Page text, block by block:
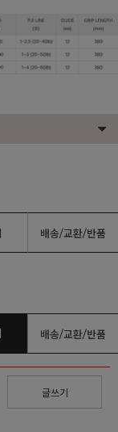
배송/교환/반품
배송/교환/반품
글쓰기